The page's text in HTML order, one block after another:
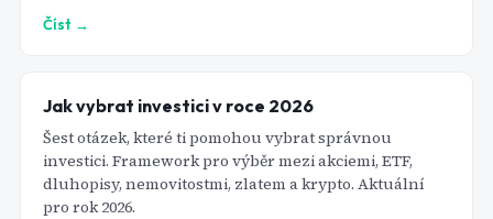
Číst →
Jak vybrat investici v roce 2026
Šest otázek, které ti pomohou vybrat správnou
investici. Framework pro výběr mezi akciemi, ETF,
dluhopisy, nemovitostmi, zlatem a krypto. Aktuální
pro rok 2026.